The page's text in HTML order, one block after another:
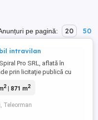
pe pagină: 20 50
intravilan
Pro SRL, aflată în
prin licitaţie publică cu
871 mp. (din acte 923 mp.)
tarla 19, parcelă 525,
Crevenicu, jud.
2| 871 m2
Teleorman